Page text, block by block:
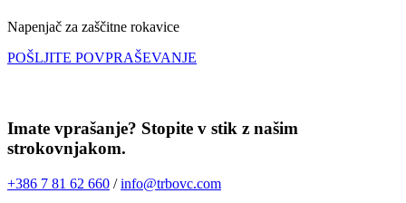
Napenjač za zaščitne rokavice
POŠLJITE POVPRAŠEVANJE
Imate vprašanje? Stopite v stik z našim
strokovnjakom.
+386 7 81 62 660 /info@trbovc.com